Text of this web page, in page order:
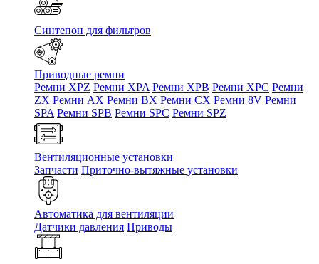
Синтепон для фильтров
Приводные ремни
Ремни XPZ Ремни XPA Ремни XPB Ремни XPC Ремни
ZX Ремни AX Ремни BX Ремни CX Ремни 8V Ремни
SPA Ремни SPB Ремни SPC Ремни SPZ
Вентиляционные установки
Запчасти Приточно-вытяжные установки
Автоматика для вентиляции
Датчики давления Приводы